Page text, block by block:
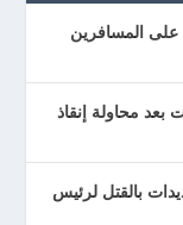
على المسافرين
كريت بعد محاولة إنقاذ
بالقتل لرئيس